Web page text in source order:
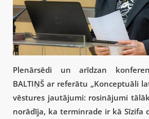
Plenārsēdi un arīdzan
BALTIŅŠ ar referātu „Konceptuāli
vēstures jautājumi: rosinājumi
norādīja, ka terminrade ir kā Sīzifa